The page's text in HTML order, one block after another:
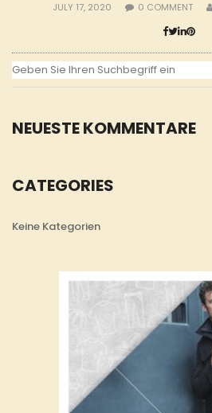
NEUESTE KOMMENTARE
CATEGORIES
Keine Kategorien
JULY 17, 2020 0 COMMENT